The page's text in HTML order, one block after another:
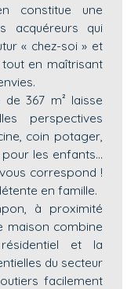
constitue une
acquéreurs qui
« chez-soi » et
en maîtrisant
367 m² laisse
perspectives
coin potager,
les enfants...
correspond !
en famille.
à proximité
maison combine
et la
du secteur
facilement